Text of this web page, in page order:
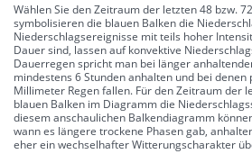
Wählen Sie den Zeitraum der letzten 48 bzw.
symbolisieren die blauen Balken die
Niederschlagsereignisse mit teils hoher
Dauer sind, lassen auf konvektive
Dauerregen spricht man bei länger
mindestens 6 Stunden anhalten und bei denen
Millimeter Regen fallen. Für den Zeitraum der
blauen Balken im Diagramm die
diesem anschaulichen Balkendiagramm
wann es längere trockene Phasen gab,
eher ein wechselhafter Witterungscharakter